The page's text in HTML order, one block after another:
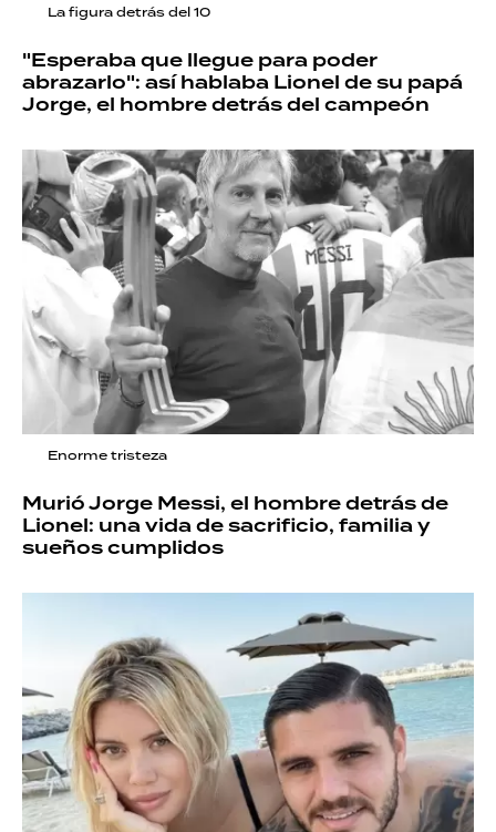
La figura detrás del 10
"Esperaba que llegue para poder
abrazarlo": así hablaba Lionel de su papá
Jorge, el hombre detrás del campeón
Enorme tristeza
Murió Jorge Messi, el hombre detrás de
Lionel: una vida de sacrificio, familia y
sueños cumplidos